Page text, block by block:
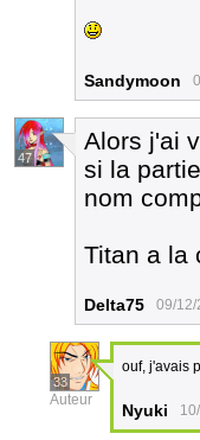
Sandymoon
47
Alors j'ai
si la
nom
Titan a la
Delta75 09/12/
33
Auteur
ouf, j'avais
Nyuki